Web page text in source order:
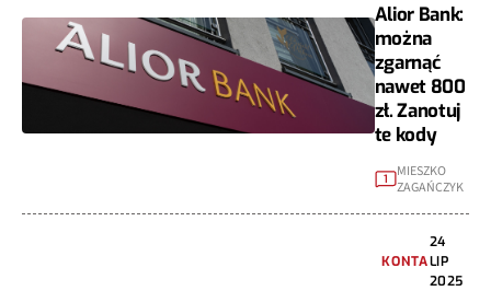
Alior Bank:
można
zgarnąć
nawet 800
zł. Zanotuj
te kody
1
MIESZKO
ZAGAŃCZYK
KONTA
24
LIP
2025